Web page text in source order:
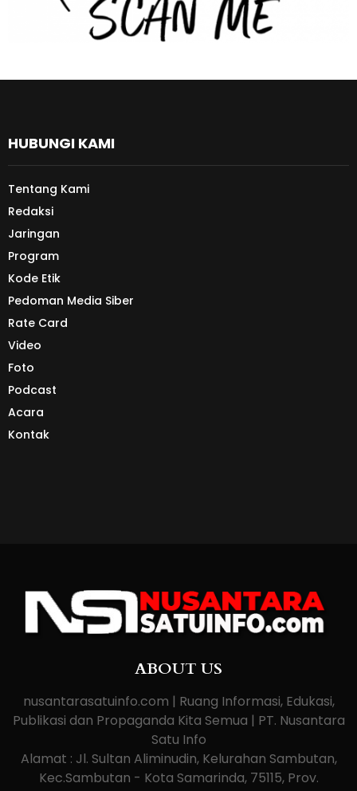
HUBUNGI KAMI
Tentang Kami
Redaksi
Jaringan
Program
Kode Etik
Pedoman Media Siber
Rate Card
Video
Foto
Podcast
Acara
Kontak
ABOUT US
nusantarasatuinfo.com | Ruang Informasi, Edukasi,
Publikasi dan Propaganda Kita Semua | PT. Nusantara
Satu Info
Alamat : Jl. Sultan Aliminudin, Kelurahan Sambutan,
Kec.Sambutan - Kota Samarinda, 75115, Prov.